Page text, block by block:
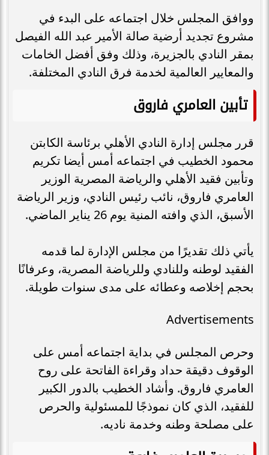
ووافق المجلس خلال اجتماعه على البدء في
مشروع تجديد أرضية صالة الأمير عبد الله الفيصل
بمقر النادي بالجزيرة، وذلك وفق أفضل الخامات
والمعايير العالمية لخدمة فرق النادي المختلفة.
تأبين العامري فاروق
قرر مجلس إدارة النادي الأهلي برئاسة الكابتن
محمود الخطيب في اجتماعه أمس أيضا تكريم
وتأبين فقيد الأهلي والرياضة المصرية الوزير
العامري فاروق، نائب رئيس النادي، وزير الرياضة
الأسبق، الذي وافته المنية يوم 26 يناير الماضي.
يأتي ذلك تقديرًا من مجلس الإدارة لما قدمه
الفقيد لوطنه وللنادي وللرياضة المصرية، وعرفانًا
بحجم إخلاصه وعطائه على مدى سنوات طويلة.
Advertisements
وحرص المجلس في بداية اجتماعه أمس على
الوقوف دقيقة حداد وقراءة الفاتحة على روح
العامري فاروق. وأشاد الخطيب بالدور الكبير
للفقيد، الذي كان نموذجًا للمسئولية والحرص
على مصلحة وطنه وخدمة ناديه.